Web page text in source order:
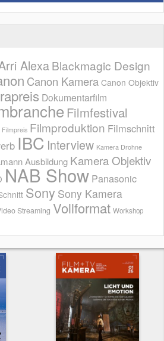
AlexaBlackmagic Design
Canon Kamera Canon Objektiv
Dokumentarfilm
Filmfestival
Filmpreis Filmproduktion Filmschnitt
IBC Interview Kamera Drohne
Ausbildung Kamera Objektiv
NAB Show Panasonic
Sony Sony Kamera
Streaming Vollformat Workshop